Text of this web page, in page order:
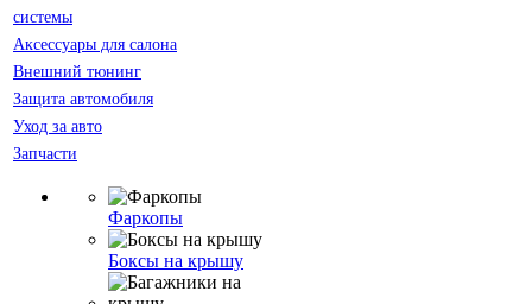
системы
Аксессуары для салона
Внешний тюнинг
Защита автомобиля
Уход за авто
Запчасти
Фаркопы
Боксы на крышу